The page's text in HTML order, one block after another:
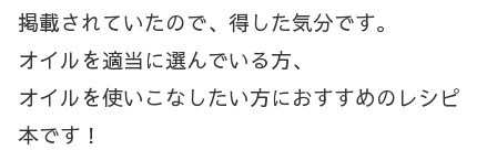
掲載されていたので、得した気分です。
オイルを適当に選んでいる方、
オイルを使いこなしたい方におすすめのレシピ
本です！